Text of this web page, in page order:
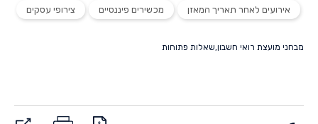
אירועים לאחר תאריך המאזן מכשירים פיננסיים צירופי עסקים
מבחני מועצת רואי חשבון,שאלות פתוחות